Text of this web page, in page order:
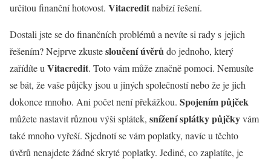
určitou finanční hotovost. Vitacreditnabízí řešení.
Dostali jste se do finančních problémů a nevíte si rady s jejich
řešením? Nejprve zkustesloučení úvěrůdo jednoho, který
zařídíte uVitacredit. Toto vám může značně pomoci. Nemusíte
se bát, že vaše půjčky jsou u jiných společností nebo že je jich
dokonce mnoho. Ani počet není překážkou. Spojením půjček
můžete nastavit různou výši splátek, snížení splátky půjčkyvám
také mnoho vyřeší. Sjednotí se vám poplatky, navíc u těchto
úvěrů nenajdete žádné skryté poplatky. Jediné, co zaplatíte, je